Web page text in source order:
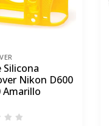
Silicona
Nikon D600
Amarillo